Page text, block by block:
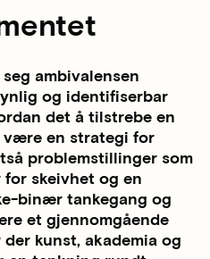
ambivalensen
og identifiserbar
det å tilstrebe en
være en strategi for
problemstillinger som
skeivhet og en
binær tankegang og
et gjennomgående
kunst, akademia og